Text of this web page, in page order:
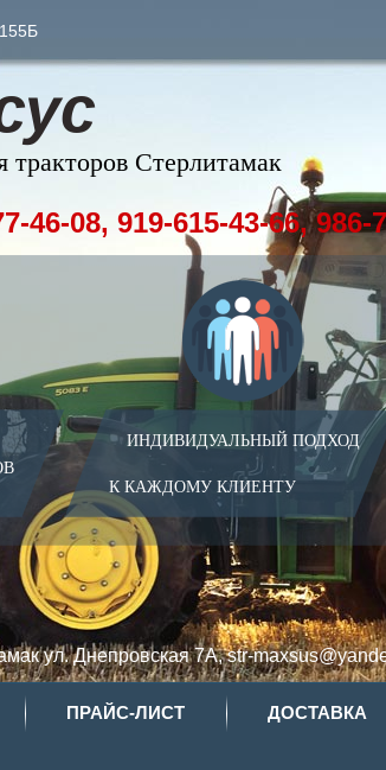
тракторов Стерлитамак
ИНДИВИДУАЛЬНЫЙ ПОДХОД
К КАЖДОМУ КЛИЕНТУ
ул. Днепровская 7А, str-
46-08, 919-615-43-66, 986-
ПРАЙС-ЛИСТ ДОСТАВКА